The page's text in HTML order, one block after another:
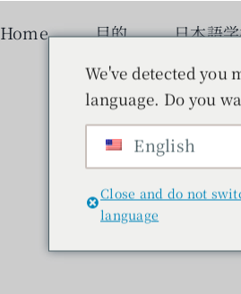
Home 目的 日本語
We've detected you
language. Do you
English
Close and do not
language